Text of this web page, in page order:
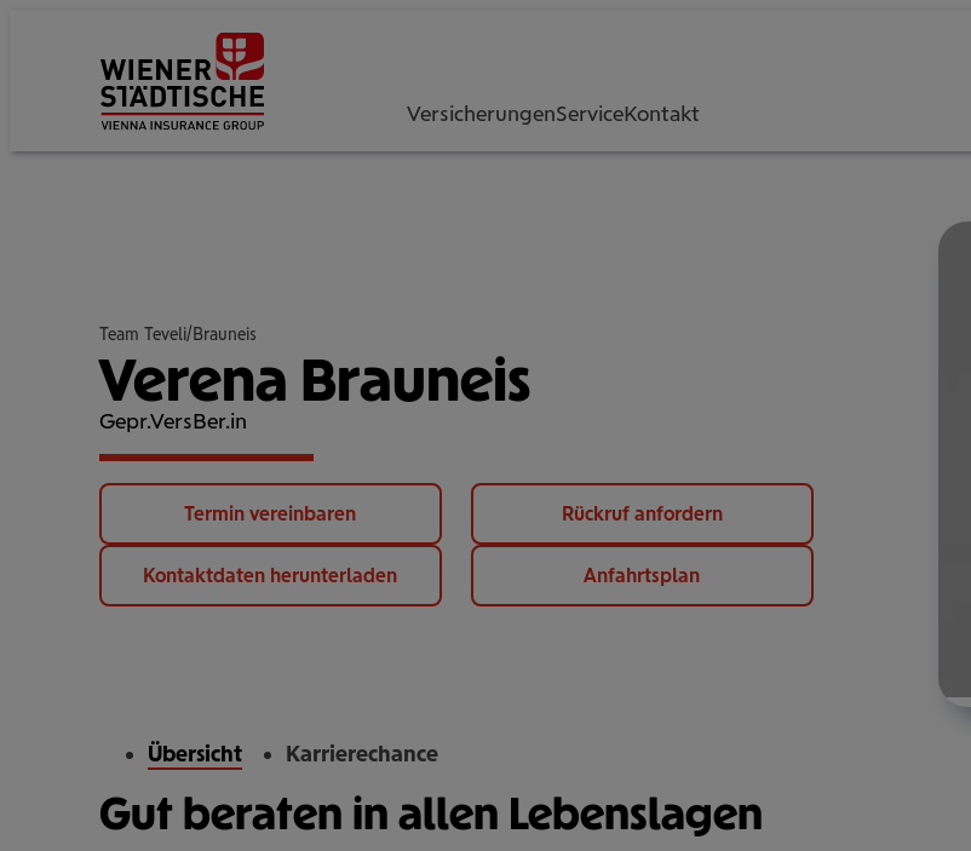
VersicherungenServiceKontakt
Team Teveli/Brauneis
Verena Brauneis
Gepr.VersBer.in
Termin vereinbaren Rückruf anfordern
Kontaktdaten herunterladen Anfahrtsplan
Übersicht Karrierechance
Gut beraten in allen Lebenslagen